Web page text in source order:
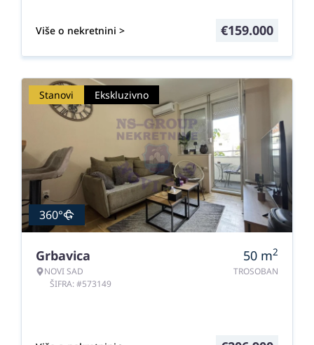
Više o nekretnini > €159.000
Stanovi Ekskluzivno
360°
Grbavica
NOVI SAD
ŠIFRA: #573149
50 m2
TROSOBAN